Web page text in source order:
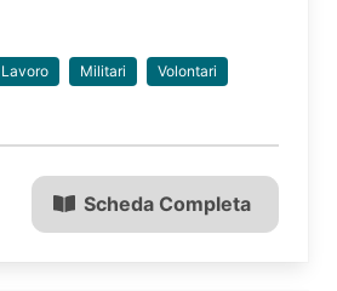
Lavoro Militari Volontari
Scheda Completa